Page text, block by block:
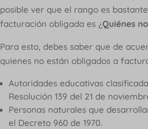
posible ver que el rango es
facturación obligada es ¿Quiénes
Para esto, debes saber que de
quienes no están obligados a
Autoridades educativas
Resolución 139 del 21 de
Personas naturales que
el Decreto 960 de 1970.